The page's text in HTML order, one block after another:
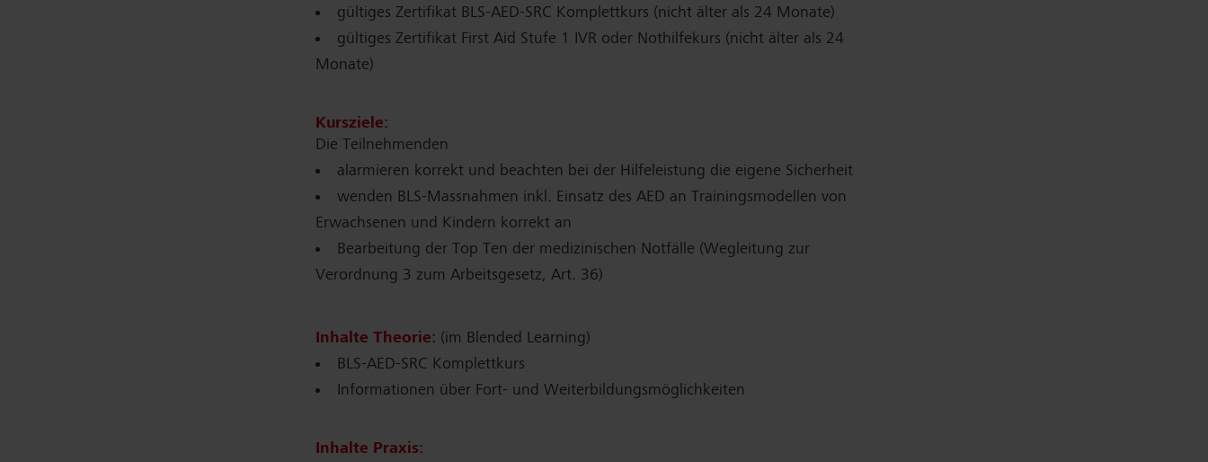
gültiges Zertifikat BLS-AED-SRC Komplettkurs (nicht älter als 24 Monate)
gültiges Zertifikat First Aid Stufe 1 IVR oder Nothilfekurs (nicht älter als 24
Monate)
Kursziele:
Die Teilnehmenden
alarmieren korrekt und beachten bei der Hilfeleistung die eigene Sicherheit
wenden BLS-Massnahmen inkl. Einsatz des AED an Trainingsmodellen von
Erwachsenen und Kindern korrekt an
Bearbeitung der Top Ten der medizinischen Notfälle (Wegleitung zur
Verordnung 3 zum Arbeitsgesetz, Art. 36)
Inhalte Theorie: (im Blended Learning)
BLS-AED-SRC Komplettkurs
Informationen über Fort- und Weiterbildungsmöglichkeiten
Inhalte Praxis: